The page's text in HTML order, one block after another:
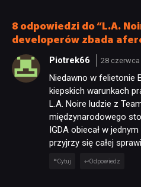
JUŻ
SKLEP
8 odpowiedzi do “L.A.
developerów zbada
Piotrek66 28 czerwca
Niedawno w felietonie
kiepskich warunkach
L.A. Noire ludzie z
międzynarodowego
IGDA obiecał w
przyjrzy się całej
Cytuj Odpowiedz